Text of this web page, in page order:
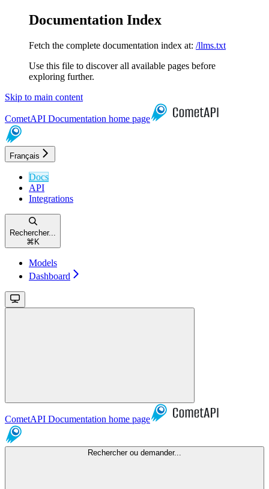
Documentation Index
Fetch the complete documentation index at: /llms.txt
Use this file to discover all available pages before
exploring further.
Skip to main content
CometAPI Documentation home page
Français
Docs
API
Integrations
Rechercher...
⌘ K
Models
Dashboard
CometAPI Documentation home page
Rechercher ou demander...